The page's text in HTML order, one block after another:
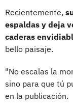
Recientemente,
espaldas y deja
caderas
bello paisaje.
"No escalas la
sino para que tú
en la publicación.